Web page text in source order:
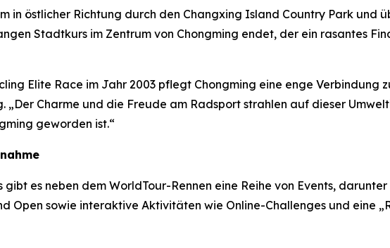
in östlicher Richtung durch den Changxing Island Country Park und
Stadtkurs im Zentrum von Chongming endet, der ein rasantes
Elite Race im Jahr 2003 pflegt Chongming eine enge Verbindung
„Der Charme und die Freude am Radsport strahlen auf dieser
geworden ist.“
es neben dem WorldTour-Rennen eine Reihe von Events,
Open sowie interaktive Aktivitäten wie Online-Challenges und eine